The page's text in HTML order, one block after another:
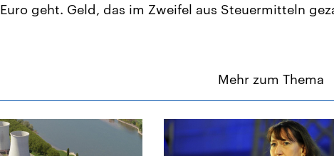
Euro geht. Geld, das im Zweifel aus Steuermitteln
Mehr zum Thema